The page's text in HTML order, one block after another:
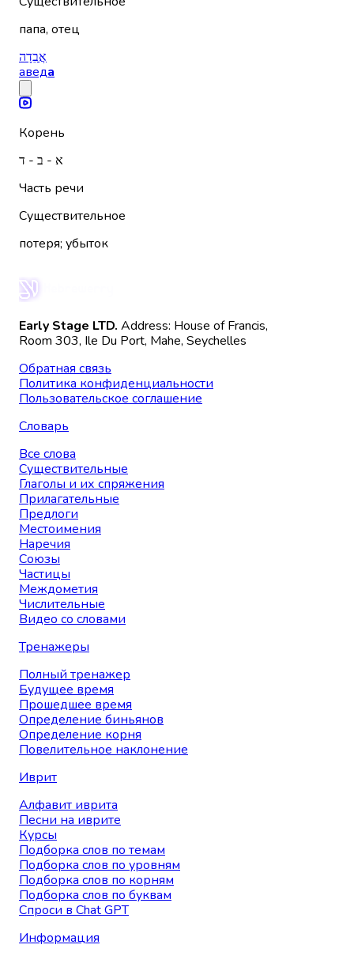
папа, отец
אֲבֵדָה
аведа
Корень
א - ב - ד
Часть речи
Существительное
потеря; убыток
Early Stage LTD. Address: House of Francis,
Room 303, Ile Du Port, Mahe, Seychelles
Обратная связь
Политика конфиденциальности
Пользовательское соглашение
Словарь
Все слова
Существительные
Глаголы и их спряжения
Прилагательные
Предлоги
Местоимения
Наречия
Союзы
Частицы
Междометия
Числительные
Видео со словами
Тренажеры
Полный тренажер
Будущее время
Прошедшее время
Определение биньянов
Определение корня
Повелительное наклонение
Иврит
Алфавит иврита
Песни на иврите
Курсы
Подборка слов по темам
Подборка слов по уровням
Подборка слов по корням
Подборка слов по буквам
Спроси в Chat GPT
Информация